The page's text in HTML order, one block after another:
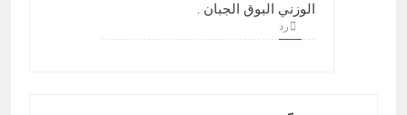
الوزني البوق الجبان .
رد